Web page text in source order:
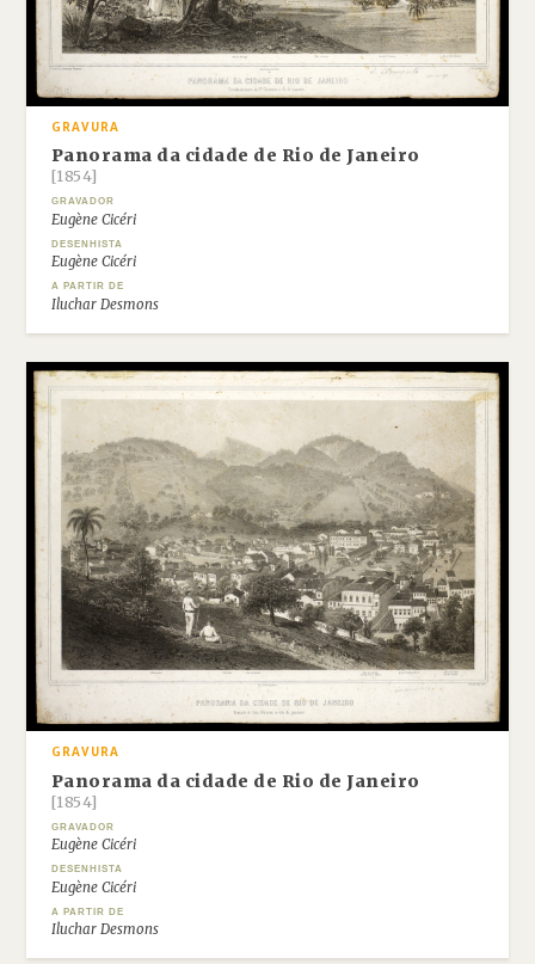
GRAVURA
Panorama da cidade de Rio de Janeiro
[1854]
GRAVADOR
Eugène Cicéri
DESENHISTA
Eugène Cicéri
A PARTIR DE
Iluchar Desmons
GRAVURA
Panorama da cidade de Rio de Janeiro
[1854]
GRAVADOR
Eugène Cicéri
DESENHISTA
Eugène Cicéri
A PARTIR DE
Iluchar Desmons